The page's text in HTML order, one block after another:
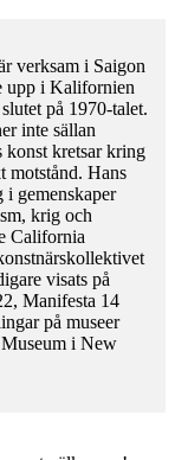
verksam i Saigon
upp i Kalifornien
på 1970-talet.
inte sällan
konst kretsar kring
motstånd. Hans
i gemenskaper
krig och
California
visats på
Manifesta 14
på museer
i New